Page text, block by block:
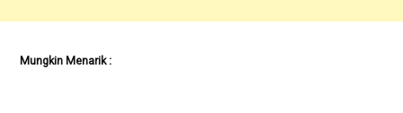
Mungkin Menarik :